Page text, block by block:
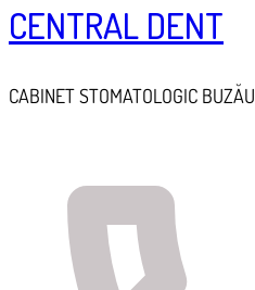
CENTRAL DENT
CABINET STOMATOLOGIC BUZĂU